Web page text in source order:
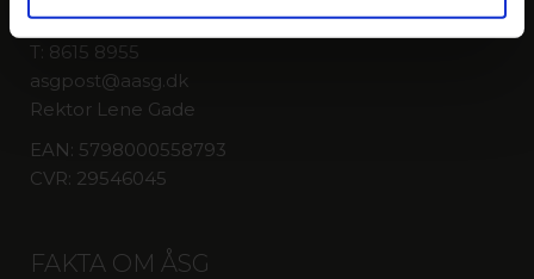
8210 Aarhus V
T: 8615 8955
asgpost@aasg.dk
Rektor Lene Gade
EAN: 5798000558793
CVR: 29546045
FAKTA OM ÅSG